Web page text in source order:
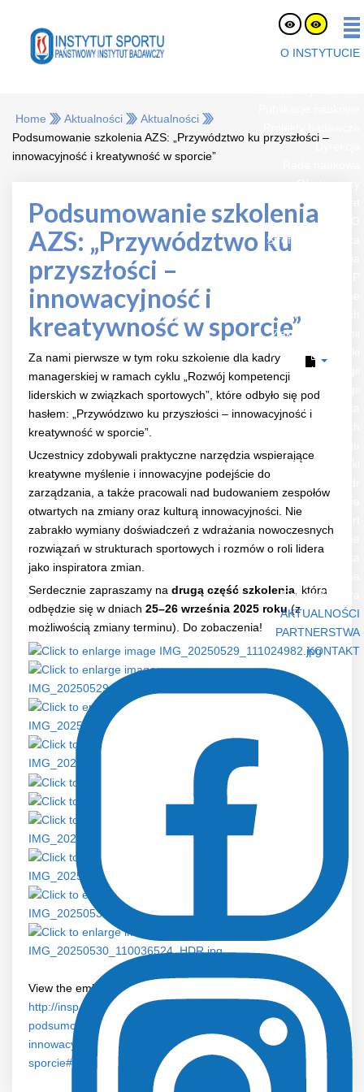
O INSTYTUCIE
Strefa Pracownika
Zespół Certyfikacji Sprzętu i Badań Nawierzchni Sportowych
Zakład Biochemii
Zakład Fizjologii Żywienia i Dietetyki
Zakład Endokrynologii
Zakład Fizjologii
Przychodnia Przyzakładowa i Sportowo-Lekarska
Zakład Biomechaniki
Zespół Kształcenia i Doskonalenia Kadr
Wydawnictwa
Informacje ogólne
Forum Trenera
AKTUALNOŚCI
PARTNERSTWA
KONTAKT
Home Aktualności
Aktualności
Podsumowanie szkolenia AZS: „Przywództwo ku przyszłości –
innowacyjność i kreatywność w sporcie”
Podsumowanie szkolenia
AZS: „Przywództwo ku
przyszłości –
innowacyjność i
kreatywność w sporcie”
Za nami pierwsze w tym roku szkolenie dla kadry
managerskiej w ramach cyklu „Rozwój kompetencji
liderskich w związkach sportowych”, które odbyło się pod
hasłem: „Przywództwo ku przyszłości – innowacyjność i
kreatywność w sporcie”.
Uczestnicy zdobywali praktyczne narzędzia wspierające
kreatywne myślenie i innowacyjne podejście do
zarządzania, a także pracowali nad budowaniem zespołów
otwartych na zmiany oraz kulturą innowacyjności. Nie
zabrakło wymiany doświadczeń z wdrażania nowoczesnych
rozwiązań w strukturach sportowych i rozmów o roli lidera
jako inspiratora zmian.
Serdecznie zapraszamy na drugą część szkolenia , która
odbędzie się w dniach 25–26 września 2025 roku(z
możliwością zmiany terminu). Do zobaczenia!
View the embedded image gallery online at:
http://insp.pl/aktualnosci-wszystkie/8-aktualnosci/475-
podsumowanie-szkolenia-azs-przywodztwo-ku-przyszlosci-
innowacyjnosc-i-kreatywnosc-w-
sporcie#sigProGalleria5eed23dedb